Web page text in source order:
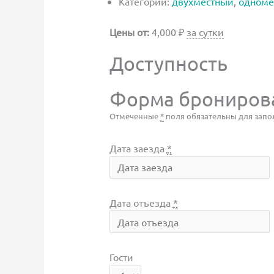
Цены от: 4,000 ₽ за сутки
Доступность
Форма
Отмеченные*поля обязательны для
Дата заезда *
Дата отъезда *
Гости